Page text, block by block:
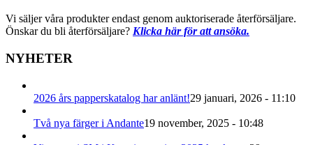
Vi säljer våra produkter endast genom auktoriserade återförsäljare.
Önskar du bli återförsäljare? Klicka här för att ansöka.
NYHETER
2026 års papperskatalog har anlänt!29 januari, 2026 - 11:10
Två nya färger i Andante19 november, 2025 - 10:48